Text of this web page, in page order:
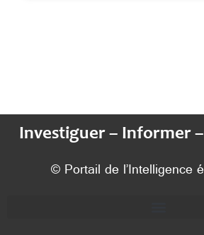
Investiguer – Informer
© Portail de l’Intelligence